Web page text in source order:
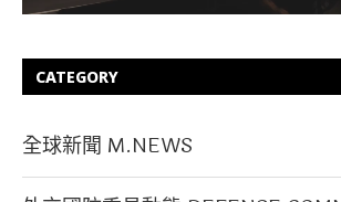
CATEGORY
全球新聞 M.NEWS